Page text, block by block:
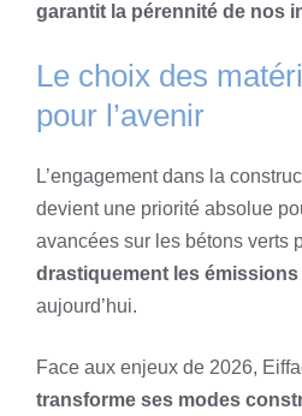
garantit la pérennité de nos
Le choix des
pour l’avenir
L’engagement dans la
devient une priorité absolue
avancées sur les bétons verts
drastiquement les émissions
aujourd’hui.
Face aux enjeux de 2026,
transforme ses modes